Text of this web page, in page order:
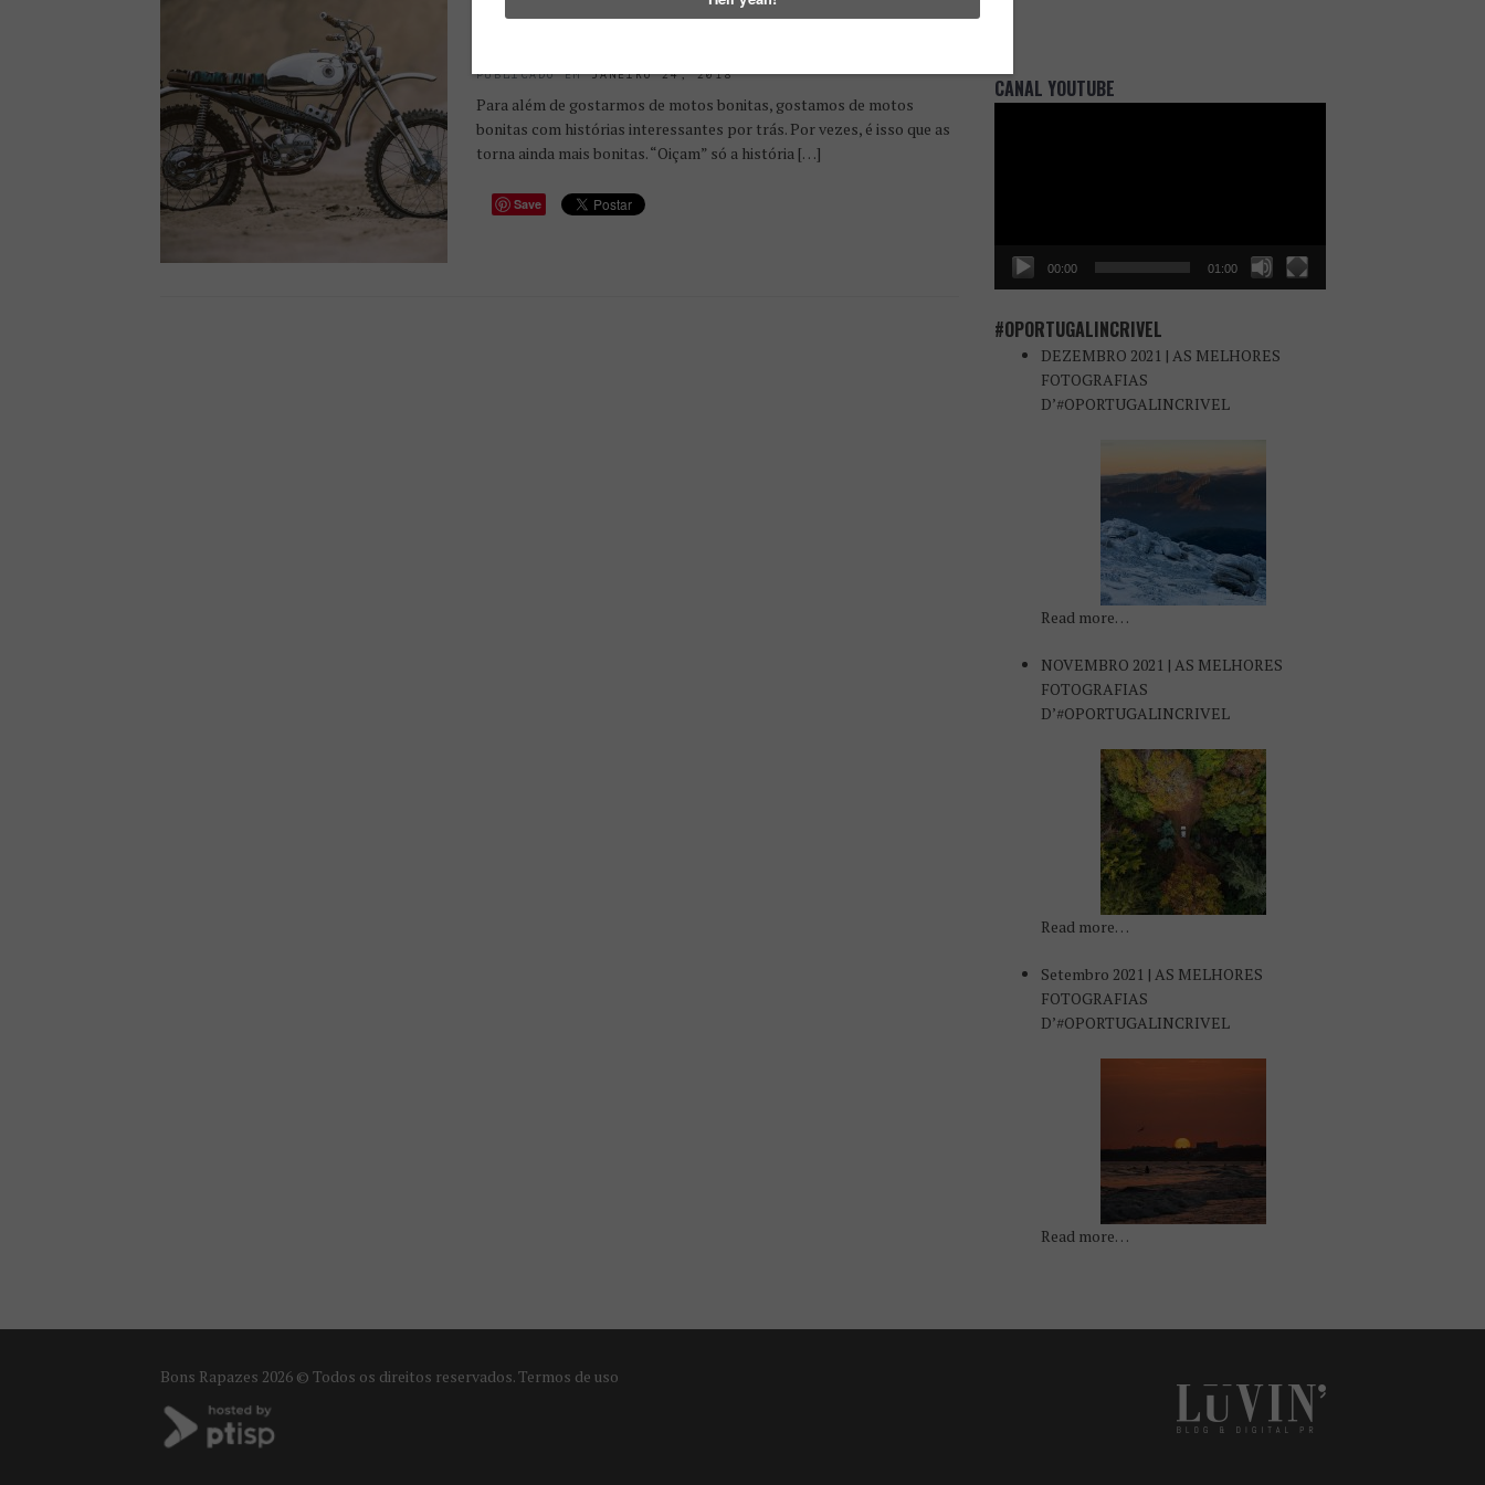
PUBLICADO EMJANEIRO 24, 2018
Para além de gostarmos de motos bonitas, gostamos de motos
bonitas com histórias interessantes por trás. Por vezes, é isso que as
torna ainda mais bonitas. “Oiçam” só a história […]
Save
CANAL YOUTUBE
00:00 01:00
#OPORTUGALINCRIVEL
DEZEMBRO 2021 | AS MELHORES
FOTOGRAFIAS
D’#OPORTUGALINCRIVEL
Read more…
NOVEMBRO 2021 | AS MELHORES
FOTOGRAFIAS
D’#OPORTUGALINCRIVEL
Read more…
Setembro 2021 | AS MELHORES
FOTOGRAFIAS
D’#OPORTUGALINCRIVEL
Read more…
Bons Rapazes 2026 © Todos os direitos reservados.Termos de uso